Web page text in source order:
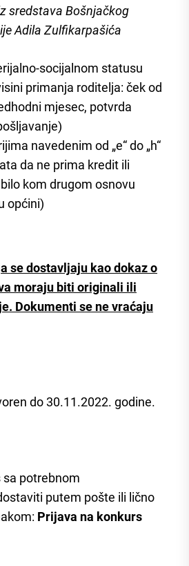
sredstava Bošnjačkog
Adila Zulfikarpašića
socijalnom statusu
primanja roditelja: ček od
mjesec, potvrda
navedenim od „e“ do „h“
da ne prima kredit ili
kom drugom osnovu
općini)
se dostavljaju kao dokaz o
moraju biti originali ili
Dokumenti se ne vraćaju
do 30.11.2022. godine.
sa potrebnom
putem pošte ili lično
Prijava na konkurs